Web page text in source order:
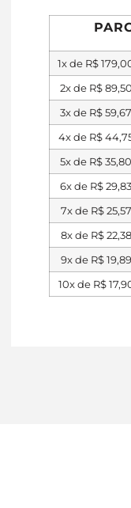
1x de R$
2x de R$89,50
3x de R$59,67
4x de R$
5x de R$35,80
6x de R$29,83
7x de R$25,57
8x de R$22,38
9x de R$19,89
10x de R$